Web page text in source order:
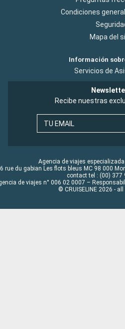
Condiciones
Mapa del
Información
Servicios de
Recibe nuestras
TU EMAIL
Agencia de viajes especializada
rue du gabian Les flots bleus MC 98 000
contact tel : (00) 377
de viajes n° 006 02 0007 –
© CRUISELINE 2026 -